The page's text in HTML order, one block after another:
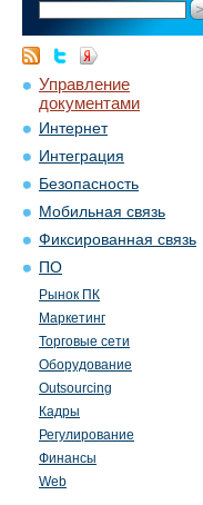
Управление
документами
Интернет
Интеграция
Безопасность
Мобильная связь
Фиксированная связь
ПО
Рынок ПК
Маркетинг
Торговые сети
Оборудование
Outsourcing
Кадры
Регулирование
Финансы
Web